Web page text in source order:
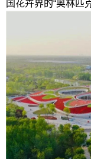
国花卉界的“奥林匹克